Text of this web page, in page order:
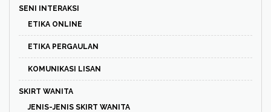
SENI INTERAKSI
ETIKA ONLINE
ETIKA PERGAULAN
KOMUNIKASI LISAN
SKIRT WANITA
JENIS-JENIS SKIRT WANITA